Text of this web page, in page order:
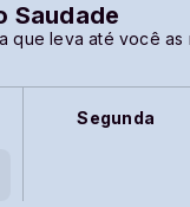
Saudade
que leva até você
Segunda